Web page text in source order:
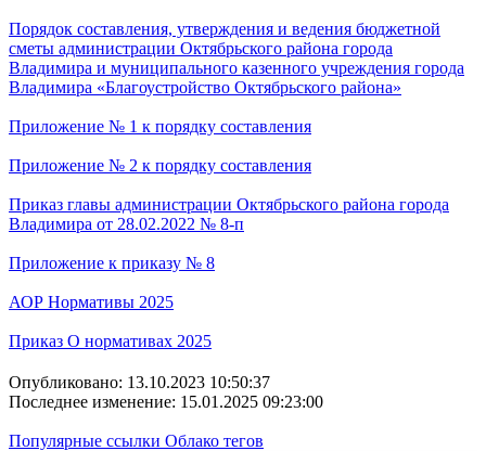
Порядок составления, утверждения и ведения бюджетной
сметы администрации Октябрьского района города
Владимира и муниципального казенного учреждения города
Владимира «Благоустройство Октябрьского района»
Приложение № 1 к порядку составления
Приложение № 2 к порядку составления
Приказ главы администрации Октябрьского района города
Владимира от 28.02.2022 № 8-п
Приложение к приказу № 8
АОР Нормативы 2025
Приказ О нормативах 2025
Опубликовано: 13.10.2023 10:50:37
Последнее изменение: 15.01.2025 09:23:00
Популярные ссылки Облако тегов